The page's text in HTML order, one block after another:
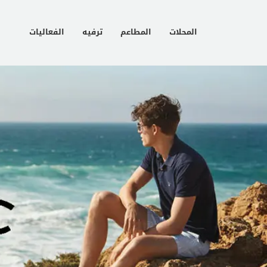
المحلات المطاعم ترفيه الفعاليات